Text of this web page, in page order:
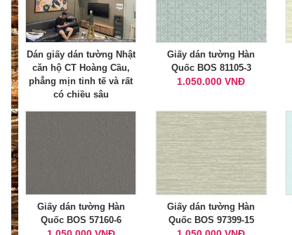
Dán giấy dán tường Nhật
căn hộ CT Hoàng Cầu,
phẳng mịn tinh tế và rất
có chiều sâu
Giấy dán tường Hàn
Quốc BOS 81105-3
1.050.000 VNĐ
Giấy dán tường Hàn
Quốc BOS 57160-6
Giấy dán tường Hàn
Quốc BOS 97399-15